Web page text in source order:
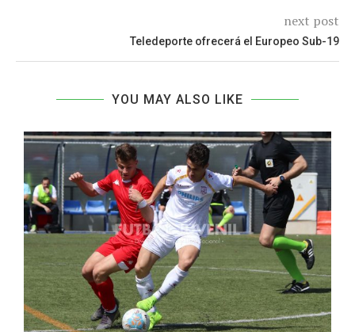
next post
Teledeporte ofrecerá el Europeo Sub-19
YOU MAY ALSO LIKE